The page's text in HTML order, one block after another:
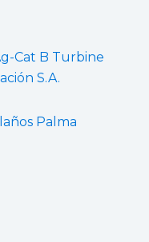
Cat B Turbine
S.A.
Palma